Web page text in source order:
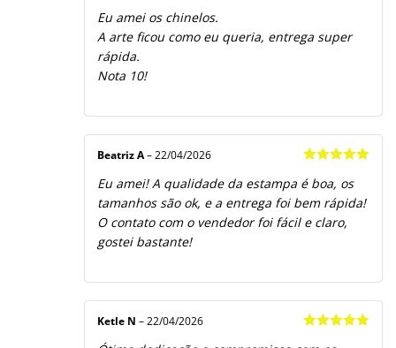
Eu amei os chinelos.
A arte ficou como eu queria, entrega super
rápida.
Nota 10!
de 5
Beatriz A– 22/04/2026
Eu amei! A qualidade da estampa é boa, os
tamanhos são ok, e a entrega foi bem rápida!
O contato com o vendedor foi fácil e claro,
gostei bastante!
Ketle N – 22/04/2026